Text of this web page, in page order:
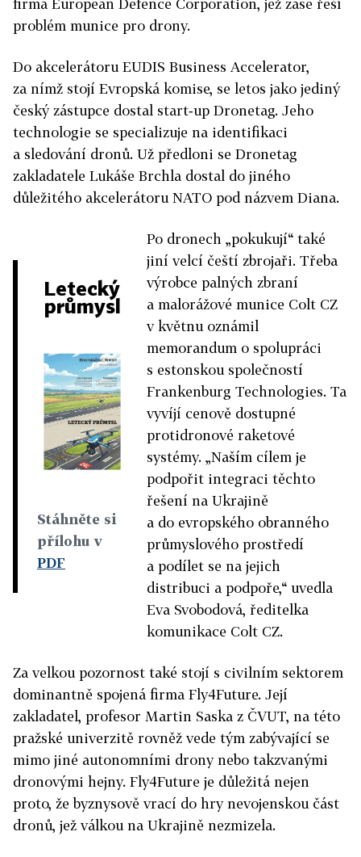
firma European Defence Corporation, jež zase řeší
problém munice pro drony.
Do akcelerátoru EUDIS Business Accelerator,
za nímž stojí Evropská komise, se letos jako jediný
český zástupce dostal start‑up Dronetag. Jeho
technologie se specializuje na identifikaci
a sledování dronů. Už předloni se Dronetag
zakladatele Lukáše Brchla dostal do jiného
důležitého akcelerátoru NATO pod názvem Diana.
Letecký
průmysl
Stáhněte si
přílohu v
PDF
Po dronech „pokukují“ také
jiní velcí čeští zbrojaři. Třeba
výrobce palných zbraní
a malorážové munice Colt CZ
v květnu oznámil
memorandum o spolupráci
s estonskou společností
Frankenburg Technologies. Ta
vyvíjí cenově dostupné
protidronové raketové
systémy. „Naším cílem je
podpořit integraci těchto
řešení na Ukrajině
a do evropského obranného
průmyslového prostředí
a podílet se na jejich
distribuci a podpoře,“ uvedla
Eva Svobodová, ředitelka
komunikace Colt CZ.
Za velkou pozornost také stojí s civilním sektorem
dominantně spojená firma Fly4Future. Její
zakladatel, profesor Martin Saska z ČVUT, na této
pražské univerzitě rovněž vede tým zabývající se
mimo jiné autonomními drony nebo takzvanými
dronovými hejny. Fly4Future je důležitá nejen
proto, že byznysově vrací do hry nevojenskou část
dronů, jež válkou na Ukrajině nezmizela.